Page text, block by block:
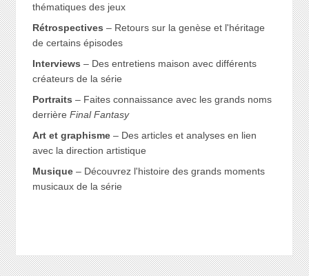
thématiques des jeux
Rétrospectives – Retours sur la genèse et l'héritage
de certains épisodes
Interviews – Des entretiens maison avec différents
créateurs de la série
Portraits – Faites connaissance avec les grands noms
derrière Final Fantasy
Art et graphisme– Des articles et analyses en lien
avec la direction artistique
Musique– Découvrez l'histoire des grands moments
musicaux de la série